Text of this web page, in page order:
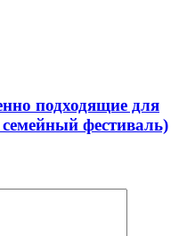
подходящие для
фестиваль)